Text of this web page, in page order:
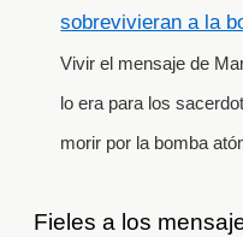
sobrevivieran a la
Vivir el mensaje de
lo era para los
morir por la bomba
Fieles a los